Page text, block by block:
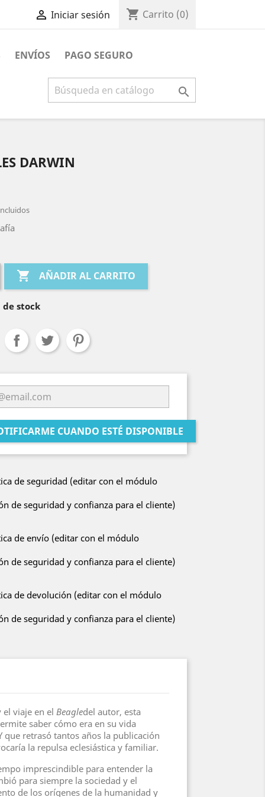
 Iniciar sesión shopping_cart Carrito (0)
ENVÍOS PAGO SEGURO

DARWIN
 AÑADIR AL CARRITO
stock
CUANDO ESTÉ DISPONIBLE
de seguridad (editar con el módulo
de seguridad y confianza para el cliente)
de envío (editar con el módulo
de seguridad y confianza para el cliente)
de devolución (editar con el módulo
de seguridad y confianza para el cliente)
viaje en el Beagledel autor, esta
saber cómo era en su vida
que retrasó tantos años la publicación
la repulsa eclesiástica y familiar.
imprescindible para entender la
para siempre la sociedad y el
de los orígenes de la humanidad y